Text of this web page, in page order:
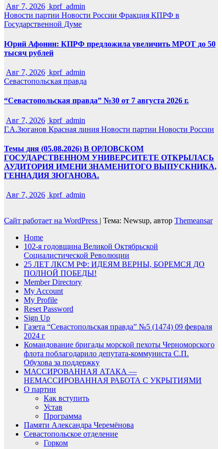
Авг 7, 2026 kprf_admin
Новости партии Новости России Фракция КПРФ в
Государственной Думе
Юрий Афонин: КПРФ предложила увеличить МРОТ до 50
тысяч рублей
Авг 7, 2026 kprf_admin
Севастопольская правда
“Севастопольская правда” №30 от 7 августа 2026 г.
Авг 7, 2026 kprf_admin
Г.А.Зюганов Красная линия Новости партии Новости России
Темы дня (05.08.2026) В ОРЛОВСКОМ
ГОСУДАРСТВЕННОМ УНИВЕРСИТЕТЕ ОТКРЫЛАСЬ
АУДИТОРИЯ ИМЕНИ ЗНАМЕНИТОГО ВЫПУСКНИКА,
ГЕННАДИЯ ЗЮГАНОВА.
Авг 7, 2026 kprf_admin
Сайт работает на WordPress | Тема: Newsup, автор Themeansar
Home
102-я годовщина Великой Октябрьской
Социалистической Революции
25 ЛЕТ ЛКСМ РФ: ИДЕЯМ ВЕРНЫ, БОРЕМСЯ ДО
ПОЛНОЙ ПОБЕДЫ!
Member Directory
My Account
My Profile
Reset Password
Sign Up
Газета “Севастопольская правда” №5 (1474) 09 февраля
2024 г
Командование бригады морской пехоты Черноморского
флота поблагодарило депутата-коммуниста С.П.
Обухова за поддержку
МАССИРОВАННАЯ АТАКА —
НЕМАССИРОВАННАЯ РАБОТА С УКРЫТИЯМИ
О партии
Как вступить
Устав
Программа
Памяти Александра Черемёнова
Севастопольское отделение
Горком